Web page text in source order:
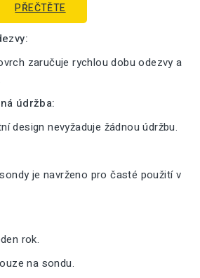
PŘEČTĚTE
zaručuje rychlou dobu odezvy a
údržba:
design nevyžaduje žádnou údržbu.
je navrženo pro časté použití v
rok.
na sondu.